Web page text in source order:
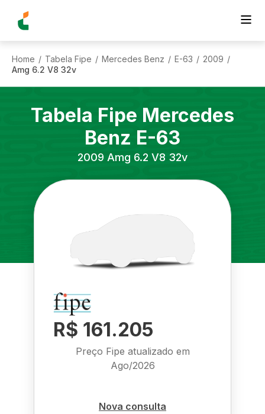
Home / Tabela Fipe / Mercedes Benz / E-63 / 2009 /
Amg 6.2 V8 32v
Tabela Fipe Mercedes
Benz E-63
2009 Amg 6.2 V8 32v
R$ 161.205
Preço Fipe atualizado em
Ago/2026
Nova consulta